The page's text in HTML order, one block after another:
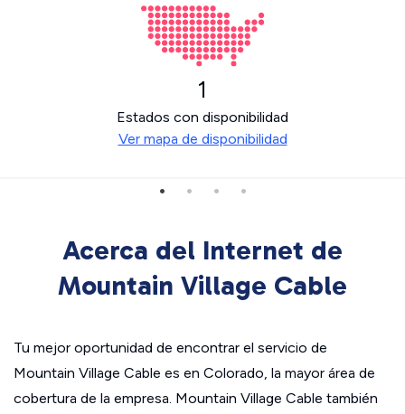
1
Estados con disponibilidad
Ver mapa de disponibilidad
Acerca del Internet de
Mountain Village Cable
Tu mejor oportunidad de encontrar el servicio de
Mountain Village Cable es en Colorado, la mayor área de
cobertura de la empresa. Mountain Village Cable también